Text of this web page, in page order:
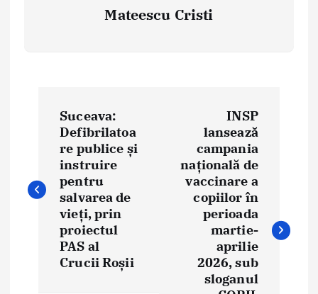
Mateescu Cristi
t
Suceava:
Defibrilatoa
re publice și
instruire
pentru
salvarea de
vieți, prin
proiectul
PAS al
Crucii Roșii
INSP
lansează
campania
națională de
vaccinare a
copiilor în
perioada
martie-
aprilie
2026, sub
sloganul